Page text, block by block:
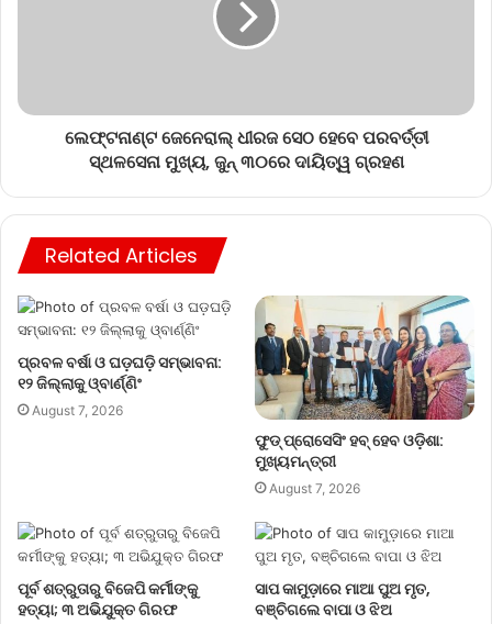
ଲେଫ୍ଟନାଣ୍ଟ ଜେନେରାଲ୍ ଧୀରଜ ସେଠ ହେବେ ପରବର୍ତ୍ତୀ
ସ୍ଥଳସେନା ମୁଖ୍ୟ, ଜୁନ୍ ୩୦ରେ ଦାୟିତ୍ୱ ଗ୍ରହଣ
Related Articles
ପ୍ରବଳ ବର୍ଷା ଓ ଘଡ଼ଘଡ଼ି ସମ୍ଭାବନା:
୧୨ ଜିଲ୍ଲାକୁ ଓ୍ବାର୍ଣ୍ଣିଂ
August 7, 2026
ଫୁଡ୍ ପ୍ରୋସେସିଂ ହବ୍ ହେବ ଓଡ଼ିଶା:
ମୁଖ୍ୟମନ୍ତ୍ରୀ
August 7, 2026
ପୂର୍ବ ଶତ୍ରୁତାରୁ ବିଜେପି କର୍ମୀଙ୍କୁ
ହତ୍ୟା; ୩ ଅଭିଯୁକ୍ତ ଗିରଫ
ସାପ କାମୁଡ଼ାରେ ମାଆ ପୁଅ ମୃତ,
ବଞ୍ଚିଗଲେ ବାପା ଓ ଝିଅ